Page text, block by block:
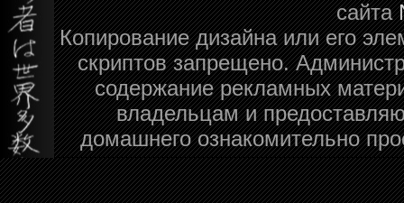
сайта
Копирование дизайна или его
скриптов запрещено.
содержание рекламных
владельцам и
домашнего ознакомительно